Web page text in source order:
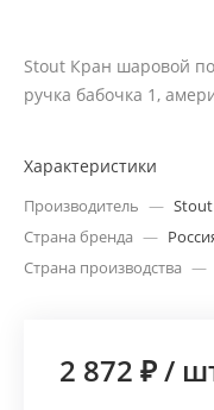
Stout Кран шаровой
ручка бабочка 1,
Характеристики
Производитель — Stout
Страна бренда —
Страна производства —
2 872 ₽/